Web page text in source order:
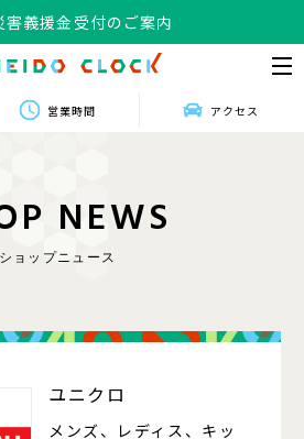
害義援金受付のご案内
営業時間 アクセス
P NEWS
ショップニュース
ユニクロ
メンズ、レディス、キッ